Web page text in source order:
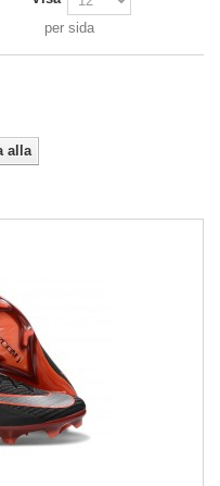
per sida
alla